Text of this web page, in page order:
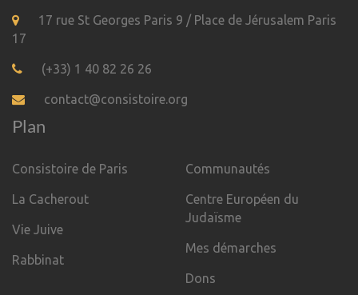
17 rue St Georges Paris 9 / Place de Jérusalem Paris
17
(+33) 1 40 82 26 26
contact@consistoire.org
Plan
Consistoire de Paris
La Cacherout
Vie Juive
Rabbinat
Communautés
Centre Européen du
Judaïsme
Mes démarches
Dons